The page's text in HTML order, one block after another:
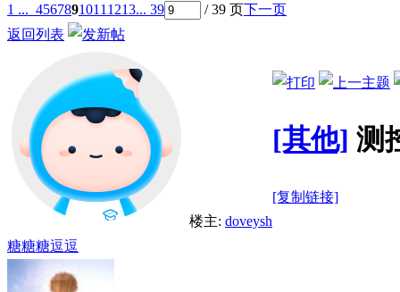
1 ... 4567891011 1213... 39 / 39 页下一页
返回列表
楼主: doveysh
[其他] 测
[复制链接]
糖糖糖逗逗